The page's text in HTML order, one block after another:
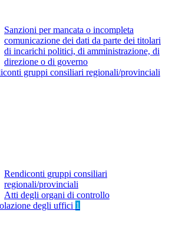
Sanzioni per mancata o incompleta
comunicazione dei dati da parte dei titolari
di incarichi politici, di amministrazione, di
direzione o di governo
gruppi consiliari regionali/provinciali
Rendiconti gruppi consiliari
regionali/provinciali
Atti degli organi di controllo
degli uffici 1